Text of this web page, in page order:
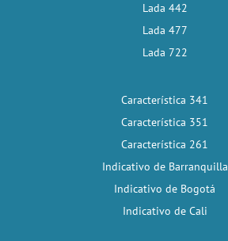
Lada 442
Lada 477
Lada 722
Característica 341
Característica 351
Característica 261
Indicativo de Barranquilla
Indicativo de Bogotá
Indicativo de Cali